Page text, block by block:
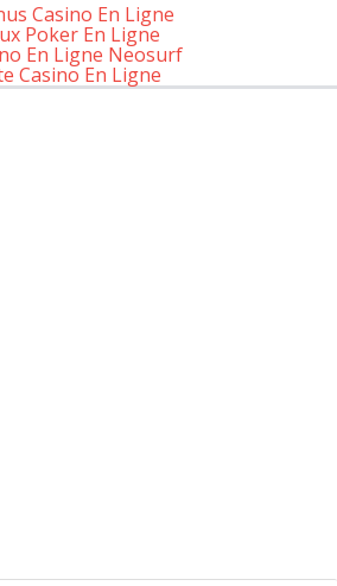
Casino En Ligne
Poker En Ligne
En Ligne Neosurf
Casino En Ligne